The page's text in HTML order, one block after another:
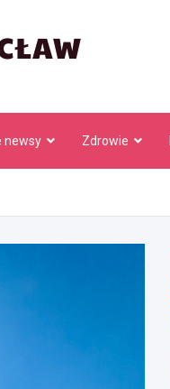
newsy Zdrowie